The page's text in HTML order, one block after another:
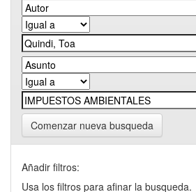
Comenzar nueva busqueda
Añadir filtros:
Usa los filtros para afinar la busqueda.